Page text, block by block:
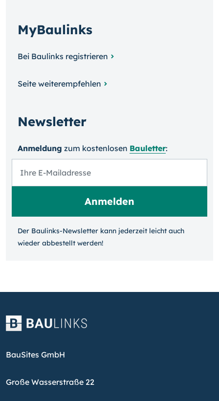
MyBaulinks
Bei Baulinks registrieren
Seite weiterempfehlen
Newsletter
Anmeldung zum kosten­losen Bauletter:
Der Baulinks-Newsletter kann jeder­zeit leicht auch
wieder ab­bestellt werden!
BauSites GmbH
Große Wasserstraße 22